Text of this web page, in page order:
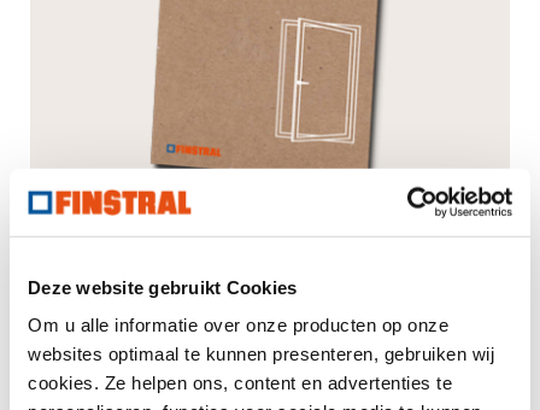
Deze website gebruikt Cookies
Om u alle informatie over onze producten op onze
websites optimaal te kunnen presenteren, gebruiken wij
cookies. Ze helpen ons, content en advertenties te
Gebruikershandleiding en
veiligheidsinformatie
Ramen.